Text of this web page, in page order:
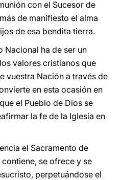
con el Sucesor de
de manifiesto el alma
de esa bendita tierra.
Nacional ha de ser un
valores cristianos que
vuestra Nación a través de
en esta ocasión en
el Pueblo de Dios se
la fe de la Iglesia en
el Sacramento de
se ofrece y se
perpetuándose el